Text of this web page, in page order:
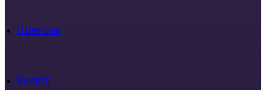
Über uns
Events